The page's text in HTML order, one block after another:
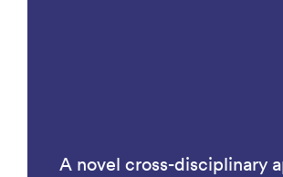
A novel cross-disciplinary